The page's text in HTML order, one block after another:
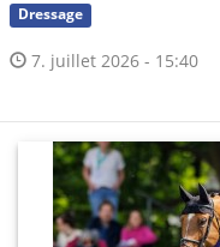
Dressage
7. juillet 2026 - 15:40